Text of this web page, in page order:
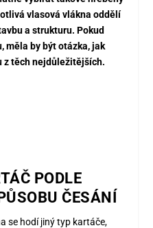
vlasová vlákna oddělí
a strukturu. Pokud
měla by být otázka, jak
z těch nejdůležitějších.
PODLE
ČESÁNÍ
se hodí jiný typ kartáče,